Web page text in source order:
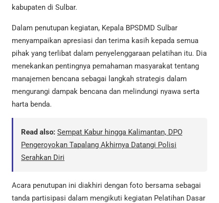
kabupaten di Sulbar.
Dalam penutupan kegiatan, Kepala BPSDMD Sulbar
menyampaikan apresiasi dan terima kasih kepada semua
pihak yang terlibat dalam penyelenggaraan pelatihan itu. Dia
menekankan pentingnya pemahaman masyarakat tentang
manajemen bencana sebagai langkah strategis dalam
mengurangi dampak bencana dan melindungi nyawa serta
harta benda.
Read also: Sempat Kabur hingga Kalimantan, DPO
Pengeroyokan Tapalang Akhirnya Datangi Polisi
Serahkan Diri
Acara penutupan ini diakhiri dengan foto bersama sebagai
tanda partisipasi dalam mengikuti kegiatan Pelatihan Dasar